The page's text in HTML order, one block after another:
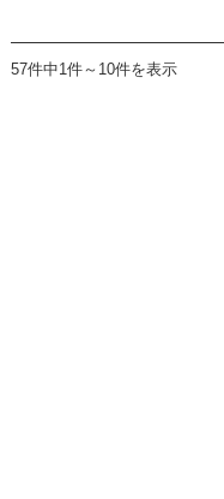
57件中1件～10件を表示